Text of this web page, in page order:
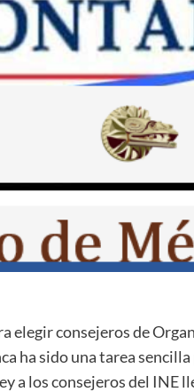
elegir consejeros de
ha sido una tarea
a los consejeros del INE